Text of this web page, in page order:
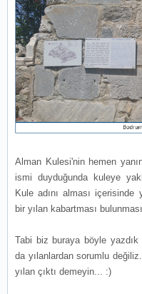
Alman Kulesi'nin hemen
ismi duyduğunda kuleye
Kule adını alması içerisinde
bir yılan kabartması
Tabi biz buraya böyle yazdık
da yılanlardan sorumlu
yılan çıktı demeyin... :)